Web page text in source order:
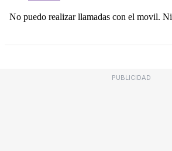
PUBLICIDAD